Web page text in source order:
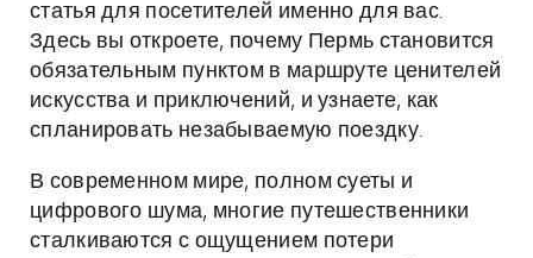
статья для посетителей именно для вас.
Здесь вы откроете, почему Пермь становится
обязательным пунктом в маршруте ценителей
искусства и приключений, и узнаете, как
спланировать незабываемую поездку.
В современном мире, полном суеты и
цифрового шума, многие путешественники
сталкиваются с ощущением потери